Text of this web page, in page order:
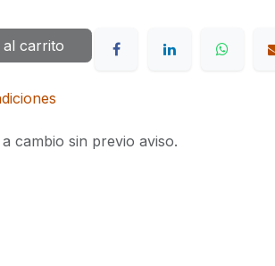
carrito
cambio sin previo aviso.